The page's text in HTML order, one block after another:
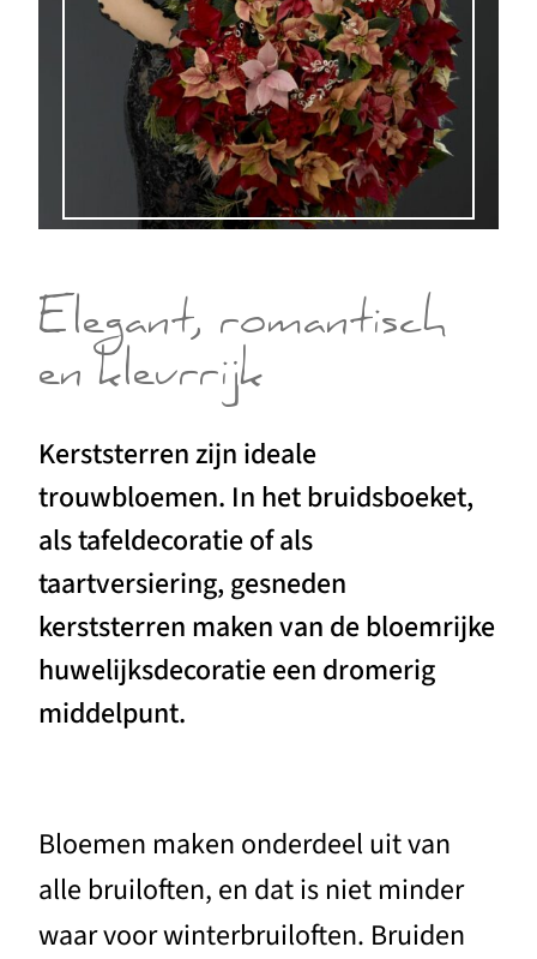
Elegant, romantisch
en kleurrijk
Kerststerren zijn ideale
trouwbloemen. In het bruidsboeket,
als tafeldecoratie of als
taartversiering, gesneden
kerststerren maken van de bloemrijke
huwelijksdecoratie een dromerig
middelpunt.
Bloemen maken onderdeel uit van
alle bruiloften, en dat is niet minder
waar voor winterbruiloften. Bruiden